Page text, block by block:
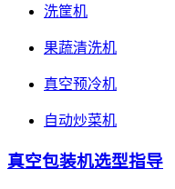
洗筐机
果蔬清洗机
真空预冷机
自动炒菜机
真空包装机选型指导